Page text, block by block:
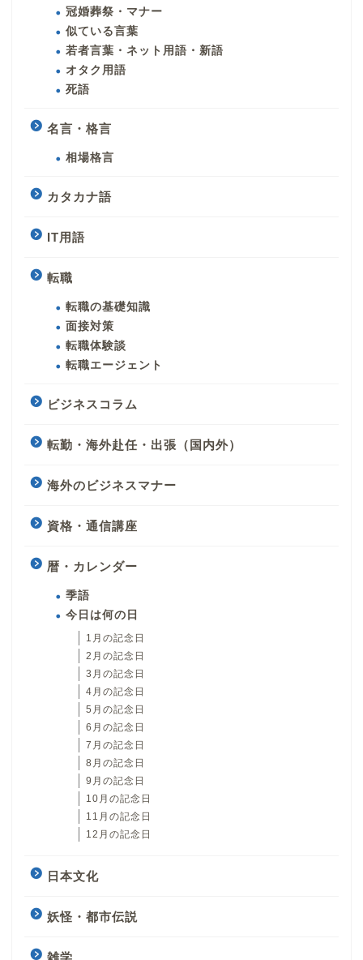
冠婚葬祭・マナー
似ている言葉
若者言葉・ネット用語・新語
オタク用語
死語
名言・格言
相場格言
カタカナ語
IT用語
転職
転職の基礎知識
面接対策
転職体験談
転職エージェント
ビジネスコラム
転勤・海外赴任・出張（国内外）
海外のビジネスマナー
資格・通信講座
暦・カレンダー
季語
今日は何の日
1月の記念日
2月の記念日
3月の記念日
4月の記念日
5月の記念日
6月の記念日
7月の記念日
8月の記念日
9月の記念日
10月の記念日
11月の記念日
12月の記念日
日本文化
妖怪・都市伝説